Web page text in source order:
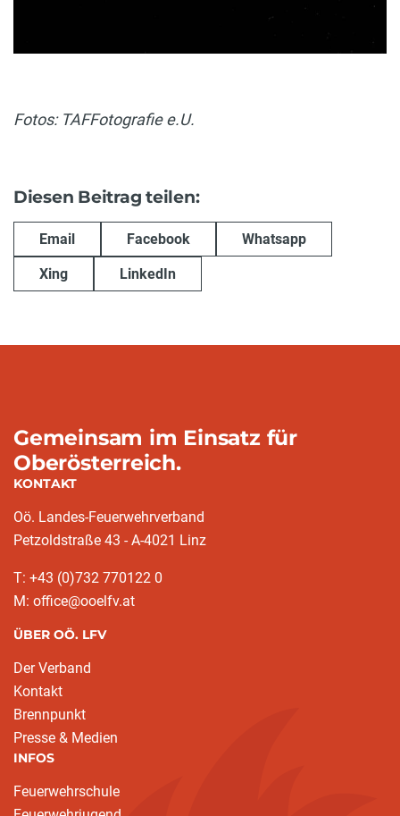
Fotos: TAFFotografie e.U.
Diesen Beitrag teilen:
Email Facebook Whatsapp
Xing LinkedIn
Gemeinsam im Einsatz für
Oberösterreich.
KONTAKT
Oö. Landes-Feuerwehrverband
Petzoldstraße 43 - A-4021 Linz
T: +43 (0)732 770122 0
M: office@ooelfv.at
ÜBER OÖ. LFV
Der Verband
Kontakt
Brennpunkt
Presse & Medien
INFOS
Feuerwehrschule